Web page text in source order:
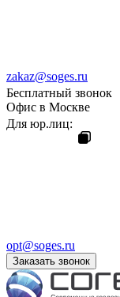
zakaz@soges.ru
Бесплатный звонок
Офис в Москве
Для юр.лиц:
opt@soges.ru
Заказать звонок